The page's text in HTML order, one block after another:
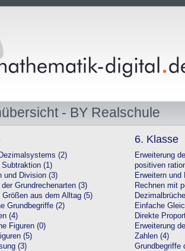
- BY Realschule
(2)
(1)
und Division (3)
Grundrechenarten (3)
Größen aus dem Alltag (5)
Grundbegriffe (2)
(4)
Figuren (0)
(5)
(3)
6. Klasse
Erweiterung
positiven
Erweitern und
Rechnen mit
Einfache
Direkte
Erweiterung
Zahlen (4)
Grundbegriffe